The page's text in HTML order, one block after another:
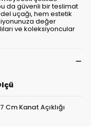
da güvenli bir teslimat
uçağı, hem estetik
değer
ve koleksiyoncular
Cm Kanat Açıklığı